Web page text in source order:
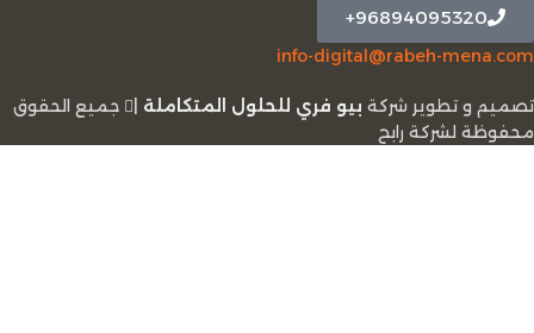
96894095320+
info-digital@rabeh-mena.com
تصميم و تطوير شركة بيو فري للحلول المتكاملة
ﺟﻤﻴﻊ اﻟﺤﻘﻮق
ﻣﺤﻔﻮﻇﺔ لشرﻛﺔ رابح